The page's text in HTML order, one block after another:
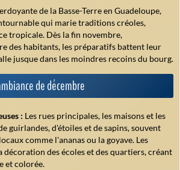
de la Basse-Terre en Guadeloupe,
qui marie traditions créoles,
tropicale. Dès la fin novembre,
des habitants, les préparatifs battent leur
jusque dans les moindres recoins du bourg.
de décembre
: Les rues principales, les maisons et les
guirlandes, d'étoiles et de sapins, souvent
comme l'ananas ou la goyave. Les
des écoles et des quartiers, créant
et colorée.